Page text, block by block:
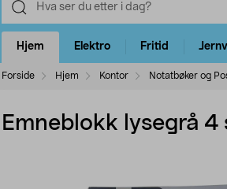
Hjem Elektro Fritid
Forside Hjem Kontor Notatbøker og
Emneblokk lysegrå